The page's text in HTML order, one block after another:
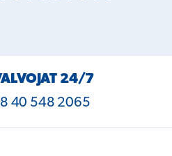
24/7
40 548 2065